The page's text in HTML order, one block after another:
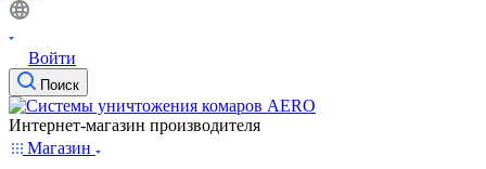
Войти
Поиск
Интернет-магазин производителя
Магазин